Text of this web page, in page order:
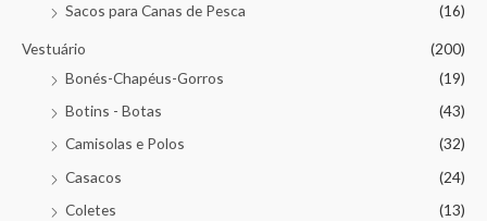
Sacos para Canas de Pesca
(16)
Vestuário
(200)
Bonés-Chapéus-Gorros
(19)
Botins - Botas
(43)
Camisolas e Polos
(32)
Casacos
(24)
Coletes
(13)